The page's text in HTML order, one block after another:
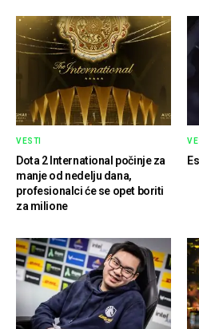
VESTI
Dota 2 International počinje za
manje od nedelju dana,
profesionalci će se opet boriti
za milione